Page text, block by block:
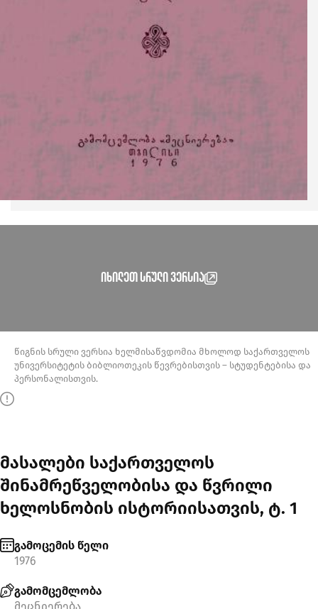
იხილეთ სრული ვერსია
წიგნის სრული ვერსია ხელმისაწვდომია მხოლოდ საქართველოს
უნივერსიტეტის ბიბლიოთეკის წევრებისთვის – სტუდენტებისა და
პერსონალისთვის.
მასალები საქართველოს
შინამრეწველობისა და წვრილი
ხელოსნობის ისტორიისათვის, ტ. 1
გამოცემის წელი
1976
გამომცემლობა